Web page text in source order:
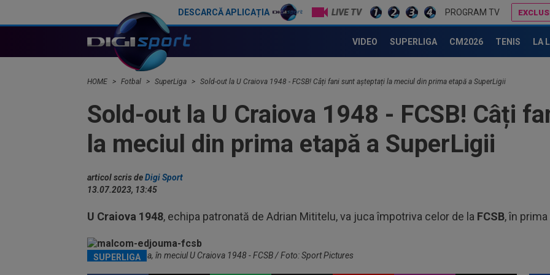
DESCARCĂ APLICAȚIA LIVE TV PROGRAM TV
VIDEO SUPERLIGA CM2026 TENIS LA
HOME Fotbal SuperLiga Sold-out la U Craiova 1948 - FCSB! Câți fani sunt așteptați la meciul din prima etapă a SuperLigii
Sold-out la U Craiova 1948 - FCSB! Câți
la meciul din prima etapă a SuperLigii
articol scris deDigi Sport
13.07.2023, 13:45
U Craiova 1948, echipa patronată de Adrian Mititelu, va juca împotriva celor de la FCSB, în
SUPERLIGA
Malcom Edjouma, în meciul U Craiova 1948 - FCSB / Foto: Sport Pictures